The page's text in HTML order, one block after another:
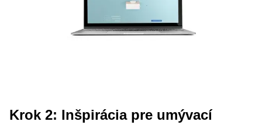
Krok 2: Inšpirácia pre umývací